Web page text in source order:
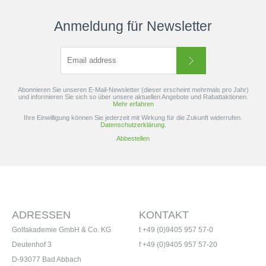
Anmeldung für Newsletter
Abonnieren Sie unseren E-Mail-Newsletter (dieser erscheint mehrmals pro Jahr)
und informieren Sie sich so über unsere aktuellen Angebote und Rabattaktionen.
Mehr erfahren
Ihre Einwilligung können Sie jederzeit mit Wirkung für die Zukunft widerrufen.
Datenschutzerklärung.
Abbestellen
KONTAKT
t +49 (0)9405 957 57-0
f +49 (0)9405 957 57-20
ADRESSEN
Golfakademie GmbH & Co. KG
Deutenhof 3
D-93077 Bad Abbach